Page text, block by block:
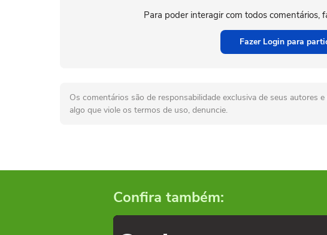
Para poder interagir com todos comentários,
Fazer Login para
Os comentários são de responsabilidade exclusiva de seus autores
algo que viole os termos de uso, denuncie.
Confira também: